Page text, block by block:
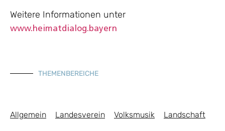
Weitere Informationen unter
www.heimatdialog.bayern
THEMENBEREICHE
Allgemein Landesverein Volksmusik Landschaft